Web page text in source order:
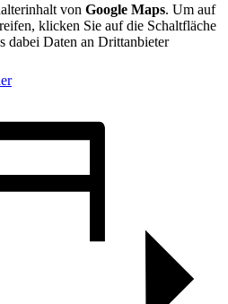
von Google Maps. Um auf
klicken Sie auf die Schaltfläche
dabei Daten an Drittanbieter